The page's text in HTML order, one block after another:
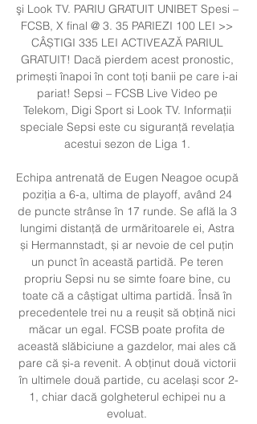
şi Look TV. PARIU GRATUIT UNIBET Spesi –
FCSB, X final @ 3. 35 PARIEZI 100 LEI >>
CÂȘTIGI 335 LEI ACTIVEAZĂ PARIUL
GRATUIT! Dacă pierdem acest pronostic,
primești înapoi în cont toți banii pe care i-ai
pariat! Sepsi – FCSB Live Video pe
Telekom, Digi Sport si Look TV. Informaţii
speciale Sepsi este cu siguranță revelația
acestui sezon de Liga 1.
Echipa antrenată de Eugen Neagoe ocupă
poziția a 6-a, ultima de playoff, având 24
de puncte strânse în 17 runde. Se află la 3
lungimi distanță de urmăritoarele ei, Astra
și Hermannstadt, și ar nevoie de cel puțin
un punct în această partidă. Pe teren
propriu Sepsi nu se simte foare bine, cu
toate că a câștigat ultima partidă. Însă în
precedentele trei nu a reușit să obțină nici
măcar un egal. FCSB poate profita de
această slăbiciune a gazdelor, mai ales că
pare că și-a revenit. A obținut două victorii
în ultimele două partide, cu același scor 2-
1, chiar dacă golgheterul echipei nu a
evoluat.